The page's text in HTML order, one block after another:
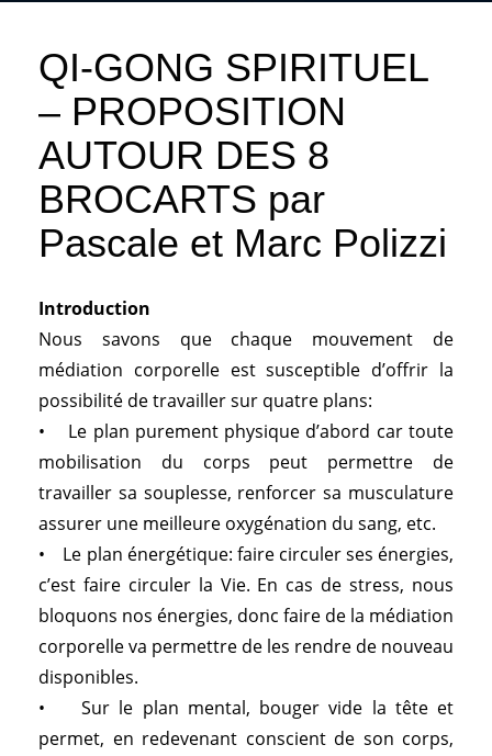
QI-GONG SPIRITUEL
– PROPOSITION
AUTOUR DES 8
BROCARTS par
Pascale et Marc Polizzi
Introduction
Nous savons que chaque mouvement de
médiation corporelle est susceptible d’offrir la
possibilité de travailler sur quatre plans:
• Le plan purement physique d’abord car toute
mobilisation du corps peut permettre de
travailler sa souplesse, renforcer sa musculature
assurer une meilleure oxygénation du sang, etc.
• Le plan énergétique: faire circuler ses énergies,
c’est faire circuler la Vie. En cas de stress, nous
bloquons nos énergies, donc faire de la médiation
corporelle va permettre de les rendre de nouveau
disponibles.
• Sur le plan mental, bouger vide la tête et
permet, en redevenant conscient de son corps,